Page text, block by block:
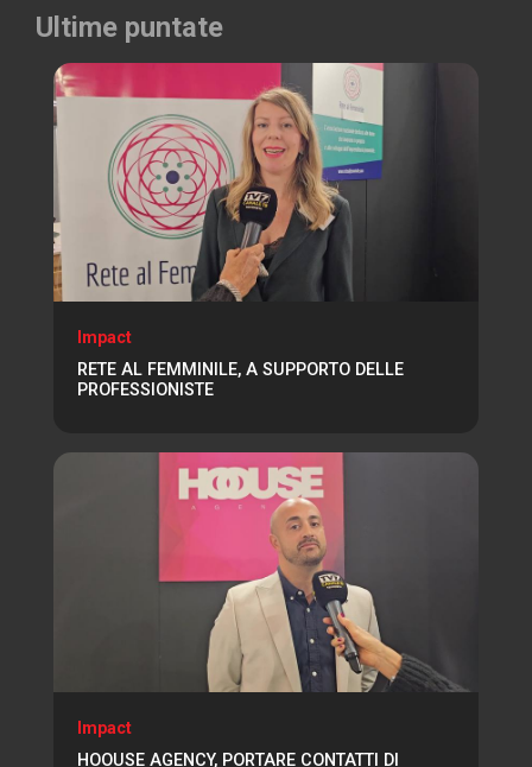
Ultime puntate
Impact
RETE AL FEMMINILE, A SUPPORTO DELLE
PROFESSIONISTE
Impact
HOOUSE AGENCY, PORTARE CONTATTI DI